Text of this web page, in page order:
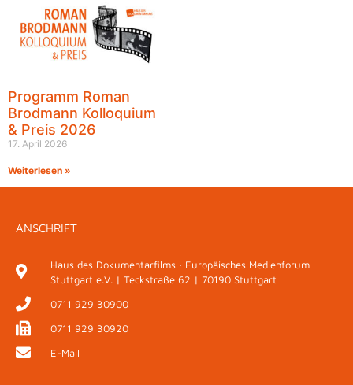
Programm Roman
Brodmann Kolloquium
& Preis 2026
17. April 2026
Weiterlesen »
ANSCHRIFT
Haus des Dokumentarfilms · Europäisches Medienforum
Stuttgart e.V. | Teckstraße 62 | 70190 Stuttgart
0711 929 30900
0711 929 30920
E-Mail